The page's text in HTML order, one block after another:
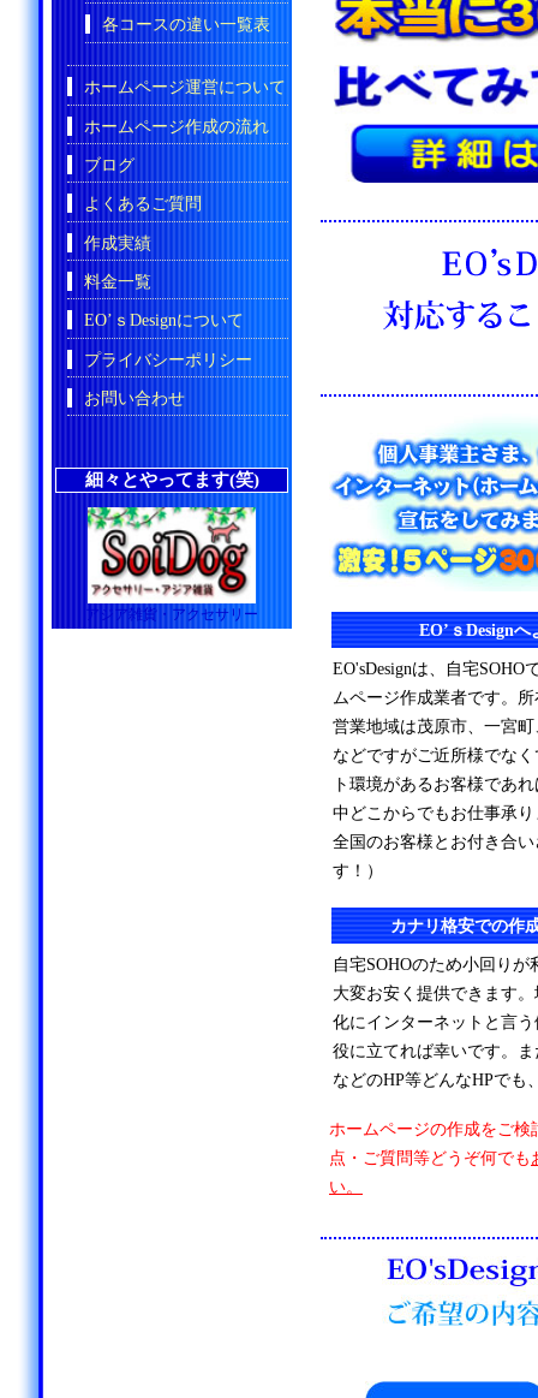
EO’ｓDesign
EO'sDesignは、自宅SOHO
ムページ作成業者です。
営業地域は茂原市、一宮
などですがご近所様でな
ト環境があるお客様であ
中どこからでもお仕事承
全国のお客様とお付き合
す！）
カナリ格安での作
自宅SOHOのため小回り
大変お安く提供できます
化にインターネットと言
役に立てれば幸いです。
などのHP等どんなHPでも
ホームページの作成をご検
点・ご質問等どうぞ何でも
い。
各コースの違い一覧表
ホームページ運営について
ホームページ作成の流れ
ブログ
よくあるご質問
作成実績
料金一覧
EO’ｓDesignについて
プライバシーポリシー
お問い合わせ
細々とやってます(笑)
アジア雑貨・アクセサリー